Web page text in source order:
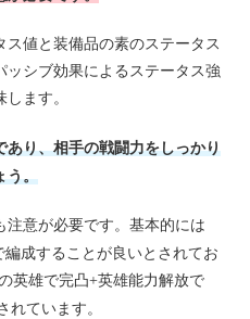
値と装備品の素のステータス
シブ効果によるステータス強
ます。
り、相手の戦闘力をしっかり
う。
意が必要です。基本的には
編成することが良いとされてお
英雄で完凸+英雄能力解放で
れています。